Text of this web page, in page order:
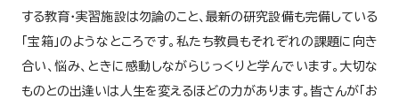
する教育・実習施設は勿論のこと、最新の研究設備も完備している
「宝箱」のようなところです。私たち教員もそれぞれの課題に向き
合い、悩み、ときに感動しながらじっくりと学んでいます。大切な
ものとの出逢いは人生を変えるほどの力があります。皆さんが「お